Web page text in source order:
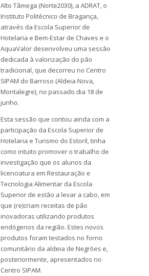
Alto Tâmega (Norte2030), a ADRAT, o
Instituto Politécnico de Bragança,
através da Escola Superior de
Hotelaria e Bem-Estar de Chaves e o
AquaValor desenvolveu uma sessão
dedicada à valorização do pão
tradicional, que decorreu no Centro
SIPAM do Barroso (Aldeia Nova,
Montalegre), no passado dia 18 de
junho.
Esta sessão que contou ainda com a
participação da Escola Superior de
Hotelaria e Turismo do Estoril, tinha
como intuito promover o trabalho de
investigação que os alunos da
licenciatura em Restauração e
Tecnologia Alimentar da Escola
Superior de estão a levar a cabo, em
que (re)criam receitas de pão
inovadoras utilizando produtos
endógenos da região. Estes novos
produtos foram testados no forno
comunitário da aldeia de Negrões e,
posteriormente, apresentados no
Centro SIPAM.